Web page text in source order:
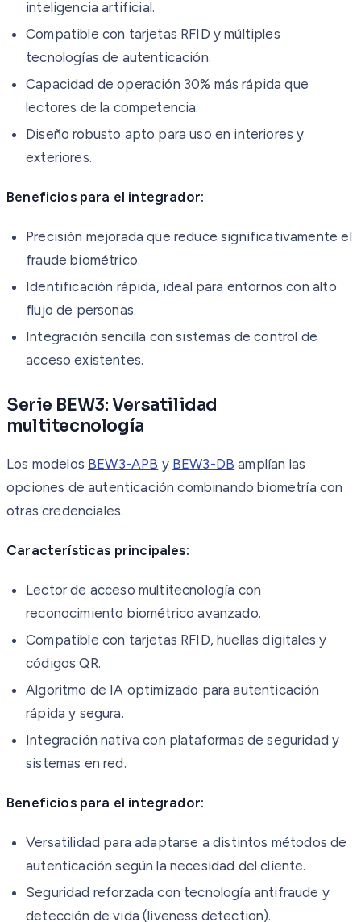
inteligencia artificial.
Compatible con tarjetas RFID y múltiples
tecnologías de autenticación.
Capacidad de operación 30% más rápida que
lectores de la competencia.
Diseño robusto apto para uso en interiores y
exteriores.
Beneficios para el integrador:
Precisión mejorada que reduce significativamente el
fraude biométrico.
Identificación rápida, ideal para entornos con alto
flujo de personas.
Integración sencilla con sistemas de control de
acceso existentes.
Serie BEW3: Versatilidad
multitecnología
Los modelos BEW3-APB y BEW3-DB amplían las
opciones de autenticación combinando biometría con
otras credenciales.
Características principales:
Lector de acceso multitecnología con
reconocimiento biométrico avanzado.
Compatible con tarjetas RFID, huellas digitales y
códigos QR.
Algoritmo de IA optimizado para autenticación
rápida y segura.
Integración nativa con plataformas de seguridad y
sistemas en red.
Beneficios para el integrador:
Versatilidad para adaptarse a distintos métodos de
autenticación según la necesidad del cliente.
Seguridad reforzada con tecnología antifraude y
detección de vida (liveness detection).